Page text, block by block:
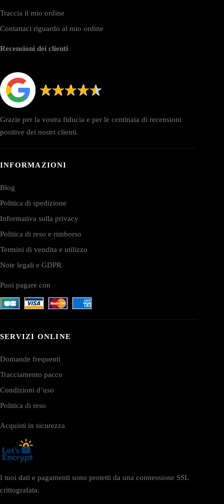
Traccia il mio ordine
Contattaci riguardo al mio ordine
Recensioni dei clienti
Grazie per la vostra fiducia e per le centinaia di recensioni
positive dei nostri clienti.
INFORMAZIONI
Blog
Politica di spedizione
Informativa sulla privacy
Politica di reso e rimborso
Termini di vendita e utilizzo
Note legali e GDPR
Puoi pagare con
SERVIZI ONLINE
Domande frequenti
Tracciamento pacco
Condizioni d’uso
Politica di reso
Acquisti in sicurezza
I tuoi dati e pagamenti sono protetti da una connessione SSL
crittografata.